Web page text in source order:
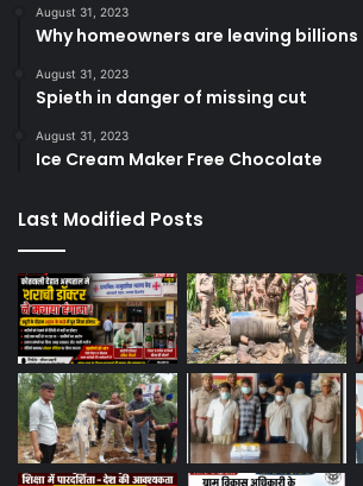
August 31, 2023
Why homeowners are leaving
August 31, 2023
Spieth in danger of missing cut
August 31, 2023
Ice Cream Maker Free Chocolate
Last Modified Posts